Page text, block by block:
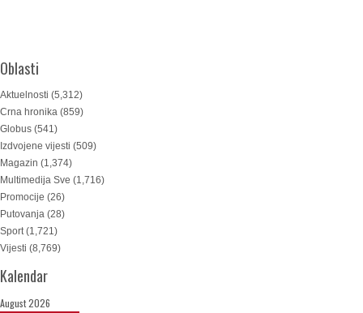
Oblasti
Aktuelnosti (5,312)
Crna hronika (859)
Globus (541)
Izdvojene vijesti (509)
Magazin (1,374)
Multimedija Sve (1,716)
Promocije (26)
Putovanja (28)
Sport(1,721)
Vijesti (8,769)
Kalendar
August 2026